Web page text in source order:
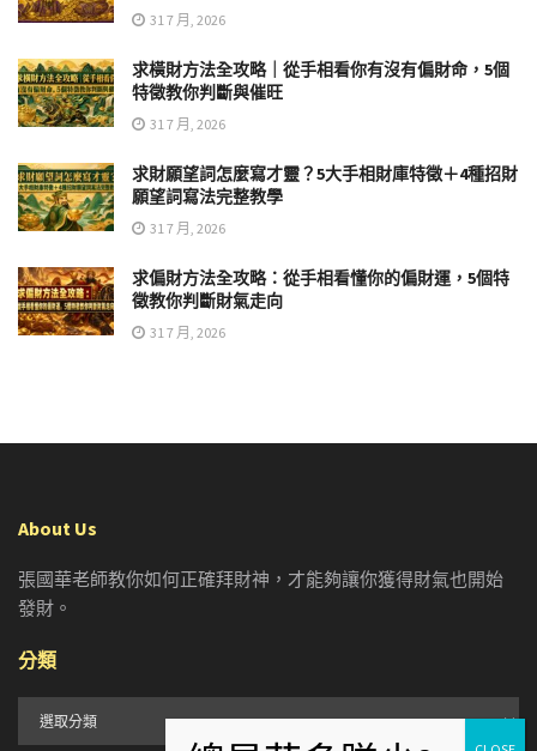
31 7 月, 2026
求橫財方法全攻略｜從手相看你有沒有偏財命，5個
特徵教你判斷與催旺
31 7 月, 2026
求財願望詞怎麼寫才靈？5大手相財庫特徵＋4種招財
願望詞寫法完整教學
31 7 月, 2026
求偏財方法全攻略：從手相看懂你的偏財運，5個特
徵教你判斷財氣走向
31 7 月, 2026
About Us
張國華老師教你如何正確拜財神，才能夠讓你獲得財氣也開始
發財。
分類